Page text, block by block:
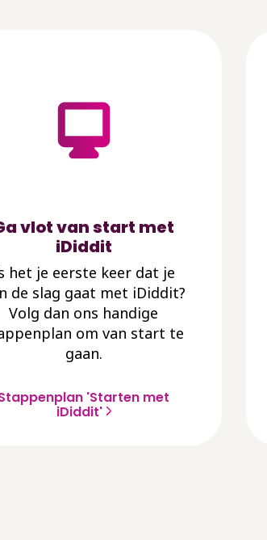
vlot van start met
iDiddit
het je eerste keer dat je
de slag gaat met iDiddit?
Volg dan ons handige
om van start te
gaan.
'Starten met
iDiddit'